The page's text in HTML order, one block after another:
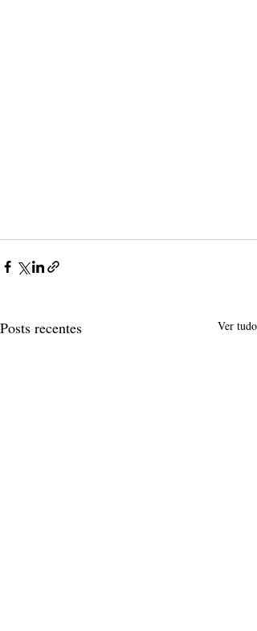
Posts recentes Ver tudo